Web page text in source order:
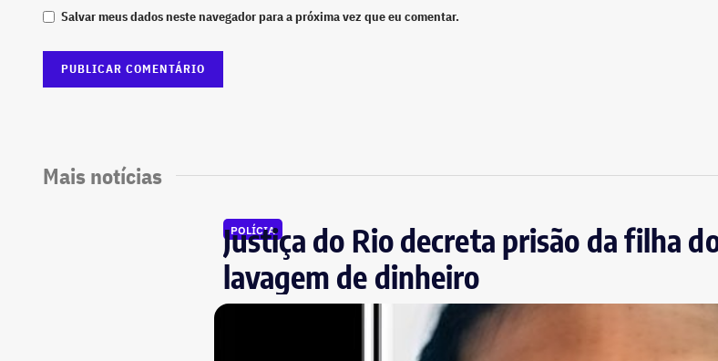
Salvar meus dados neste navegador para a próxima vez que eu comentar.
Mais notícias
POLÍCIA
Justiça do Rio decreta prisão da filha
lavagem de dinheiro